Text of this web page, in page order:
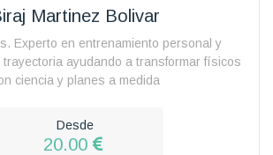
Martinez Bolivar
Experto en entrenamiento personal y
trayectoria ayudando a transformar físicos
ciencia y planes a medida
Desde
20.00